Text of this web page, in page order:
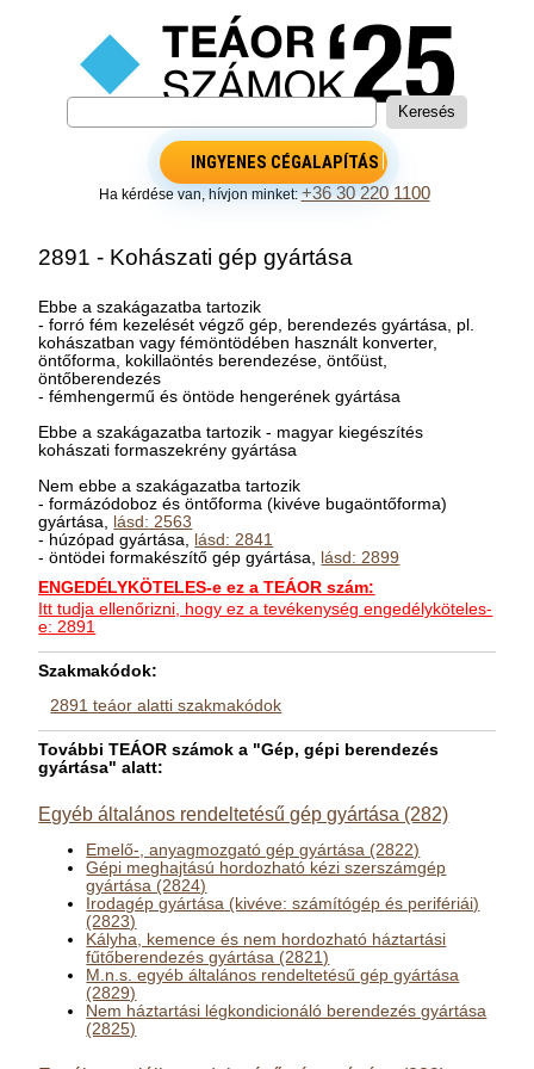
INGYENES CÉGALAPÍTÁS
Ha kérdése van, hívjon minket:+36 30 220 1100
2891 - Kohászati gép gyártása
Ebbe a szakágazatba tartozik
- forró fém kezelését végző gép, berendezés gyártása, pl.
kohászatban vagy fémöntödében használt konverter,
öntőforma, kokillaöntés berendezése, öntőüst,
öntőberendezés
- fémhengermű és öntöde hengerének gyártása
Ebbe a szakágazatba tartozik - magyar kiegészítés
kohászati formaszekrény gyártása
Nem ebbe a szakágazatba tartozik
- formázódoboz és öntőforma (kivéve bugaöntőforma)
gyártása, lásd: 2563
- húzópad gyártása, lásd: 2841
- öntödei formakészítő gép gyártása, lásd: 2899
ENGEDÉLYKÖTELES-e ez a TEÁOR szám:
Itt tudja ellenőrizni, hogy ez a tevékenység engedélyköteles-
e: 2891
Szakmakódok:
2891 teáor alatti szakmakódok
További TEÁOR számok a "Gép, gépi berendezés
gyártása" alatt:
Egyéb általános rendeltetésű gép gyártása (282)
Emelő-, anyagmozgató gép gyártása (2822)
Gépi meghajtású hordozható kézi szerszámgép
gyártása (2824)
Irodagép gyártása (kivéve: számítógép és perifériái)
(2823)
Kályha, kemence és nem hordozható háztartási
fűtőberendezés gyártása (2821)
M.n.s. egyéb általános rendeltetésű gép gyártása
(2829)
Nem háztartási légkondicionáló berendezés gyártása
(2825)